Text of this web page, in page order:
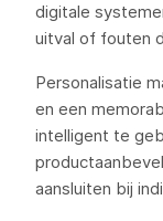
digitale
uitval of fouten
Personalisatie
en een
intelligent te
aansluiten bij